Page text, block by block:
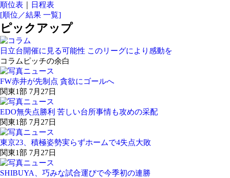
順位表
日程表
[順位／結果 一覧]
ピックアップ
日立台開催に見る可能性 このリーグにより感動を
コラム ピッチの余白
FW赤井が先制点 貪欲にゴールへ
関東1部 7月27日
EDO無失点勝利 苦しい台所事情も攻めの采配
関東1部 7月27日
東京23、積極姿勢実らずホームで4失点大敗
関東1部 7月27日
SHIBUYA、巧みな試合運びで今季初の連勝